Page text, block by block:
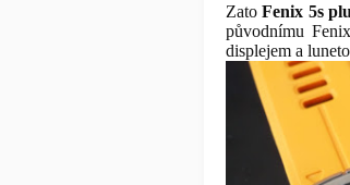
ZatoFenix 5s
původnímu
displejem a